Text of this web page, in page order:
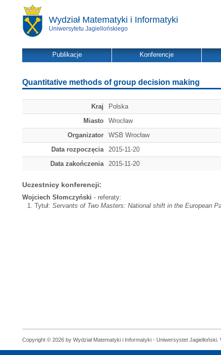
Wydział Matematyki i Informatyki
Uniwersytetu Jagiellońskiego
Publikacje Konferencje
Quantitative methods of group decision making
Kraj
Polska
Miasto
Wrocław
Organizator
WSB Wrocław
Data rozpoczęcia
2015-11-20
Data zakończenia
2015-11-20
Uczestnicy konferencji:
Wojciech Słomczyński - referaty:
Tytuł: Servants of Two Masters: National shift in the European
Copyright © 2026 by Wydział Matematyki i Informatyki - Uniwersystet